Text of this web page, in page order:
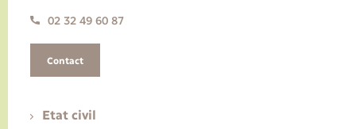
02 32 49 60 87
Contact
Etat civil